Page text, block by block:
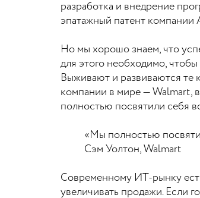
разработка и внедрение
эпатажный патент компании
Но мы хорошо знаем, что
для этого необходимо,
Выживают и развиваются те
компании в мире — Walmart,
полностью посвятили себя
«Мы полностью
Сэм Уолтон, Walmart
Современному ИТ-рынку
увеличивать продажи. Если